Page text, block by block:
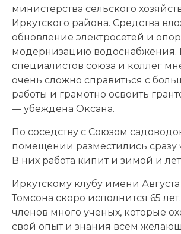
министерства сельского
Иркутского района. Средства
обновление электросетей и
модернизацию водоснабжения.
специалистов союза и коллег
очень сложно справиться с
работы и грамотно освоить
— убеждена Оксана.
По соседству с Союзом
помещении разместились сразу
В них работа кипит и зимой и
Иркутскому клубу имени
Томсона скоро исполнится 65
членов много ученых, которые
свой опыт и знания всем